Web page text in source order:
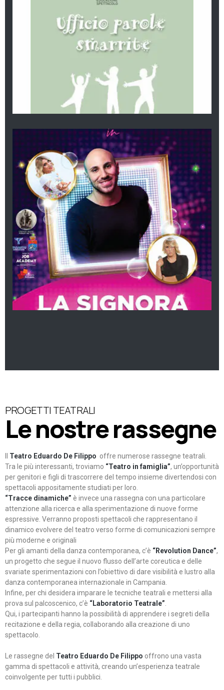
PROGETTI TEATRALI
Le nostre rassegne
Teatro Eduardo De Filippo offre numerose rassegne teatrali.
Tra le più interessanti, troviamo “Teatro in famiglia”, un’opportunità
per genitori e figli di trascorrere del tempo insieme divertendosi con
spettacoli appositamente studiati per loro.
“Tracce dinamiche” è invece una rassegna con una particolare
attenzione alla ricerca e alla sperimentazione di nuove forme
espressive. Verranno proposti spettacoli che rappresentano il
dinamico evolvere del teatro verso forme di comunicazioni sempre
più moderne e originali
Per gli amanti della danza contemporanea, c’è “Revolution Dance”,
un progetto che segue il nuovo flusso dell’arte coreutica e delle
svariate sperimentazioni con l’obiettivo di dare visibilità e lustro alla
danza contemporanea internazionale in Campania.
Infine, per chi desidera imparare le tecniche teatrali e mettersi alla
prova sul palcoscenico, c’è “Laboratorio Teatrale”
Qui, i partecipanti hanno la possibilità di apprendere i segreti della
recitazione e della regia, collaborando alla creazione di uno
spettacolo.
Le rassegne del Teatro Eduardo De Filippo offrono una vasta
gamma di spettacoli e attività, creando un’esperienza teatrale
coinvolgente per tutti i pubblici.